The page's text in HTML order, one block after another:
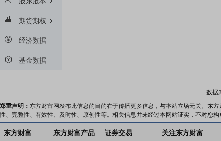
期货期权
经济数据
基金数据
数据
郑重声明： 东方财富网发布此信息的目的在于传播更多信息，与本站立场无关。东
性、完整性、有效性、及时性、原创性等。相关信息并未经过本网站证实，不对您
东方财富 东方财富产品 证券交易 关注东方财富